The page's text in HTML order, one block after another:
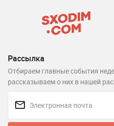
Рассылка
Отбираем главные события
рассказываем о них в нашей